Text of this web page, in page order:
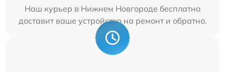
Наш курьер в Нижнем Новгороде бесплатно
доставит ваше устройство на ремонт и обратно.